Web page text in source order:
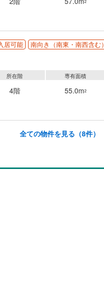
居可能 南向き（南東・南西含む）
専有面積
55.0m2
所在階
4階
全ての物件を見る （8件）